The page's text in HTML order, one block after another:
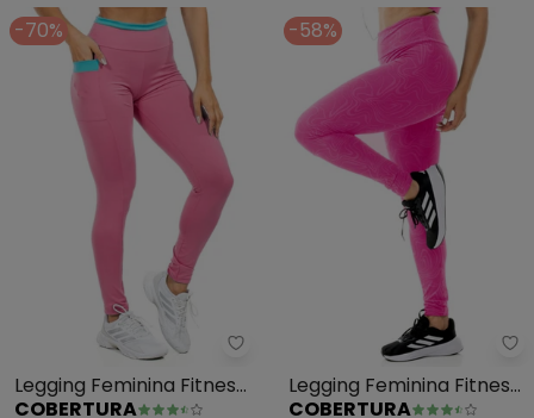
-70%
Cobertura - Legging Feminina
Legging Feminina Fitness
COBERTURA
-58%
Legging Feminina Fitness
COBERTURA